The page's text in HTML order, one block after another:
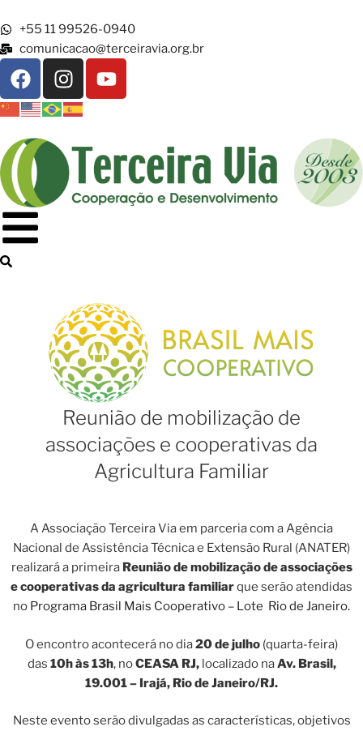
+55 11 99526-0940
comunicacao@terceiravia.org.br
Reunião de mobilização de
associações e cooperativas da
Agricultura Familiar
A Associação Terceira Via em parceria com a Agência
Nacional de Assistência Técnica e Extensão Rural (ANATER)
realizará a primeira Reunião de mobilização de associações
e cooperativas da agricultura familiarque serão atendidas
no Programa Brasil Mais Cooperativo – Lote Rio de Janeiro.
O encontro acontecerá no dia20de julho (quarta-feira)
das 10h às 13h, noCEASA RJ, localizado naAv. Brasil,
19.001 – Irajá, Rio de Janeiro/RJ.
Neste evento serão divulgadas as características, objetivos